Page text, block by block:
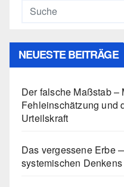
NEUESTE BEITRÄGE
Der falsche Maßstab –
Fehleinschätzung und
Urteilskraft
Das vergessene Erbe
systemischen